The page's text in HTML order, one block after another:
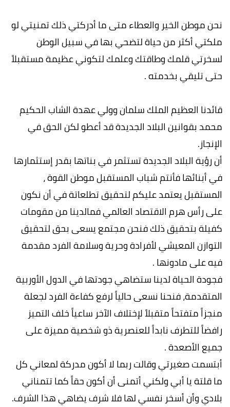
نحن موطن الخير والعطاء متى ما أدركتي ذلك تمنيتي لو
ملكتي أكثر من حياة لتضحي بها في سبيل الوطن
لسخرتي قلمك وطاقتك وعلمك لتكوني عظيمة مستقبلاً
حتى تليقي بخدمته .
قائدنا العظيم الملك سلمان وولي عهدة الشاب الحكيم
محمد بقوانين البلاد الجديدة قد أعطو لكن الحق في
الإنجاز.
أن رؤية البلاد الجديدة تستثمر في بناتها بقدر إستثمارها
في أبنائها فأنتم شباب المستقبل موطن القوة ،
المستقبل يعتمد عليكم لتحقيق تطلعاتة في أن نكون
على رأس هرم الاقتصاد العالمي فمالدينا من مقومات
كفيلة بتحقيق ذلك فنحن مجتمع يسعى بحق لتحقيق
التوازن المعيشي لأفرادة وحرية وسلامة الفرد مقدمة
فيه على مادونها .
فجودة الحياة لدينا ستضاهي جودتها في الدول الأوربية
المتقدمة، فنحنا نسعى حالياً لرفع كفاءة الفرد لجعلة
منجزاً متفتحاً متقبلاً لإختلاف الآخر ساعياً خلف التميز
رافضاً للتطرف نابداً للعنصرية ذو شخصية مميزة على
جميع الأصعدة .
أبتسمت صغيرتي وقالت ربما لا أكون مدركة لمعاني كل
ما قلتة يا أبي ولكني أتمنى أن أكون حقاً كما تتمناني
بلادي وأن أسخر نفسي لها فلا شرف يضاهي هذا الشرف.